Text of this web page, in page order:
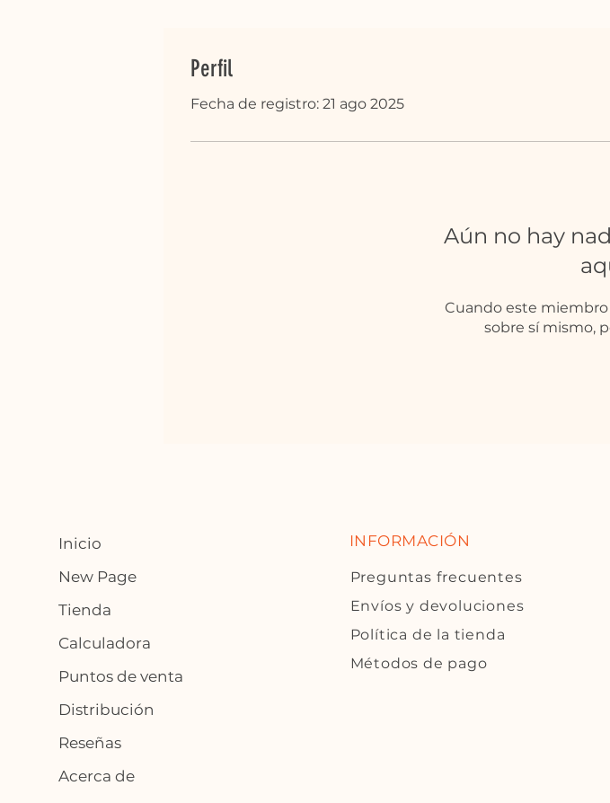
Perfil
Fecha de registro: 21 ago 2025
Aún no hay
Cuando este
sobre sí mismo,
Inicio
New Page
Tienda
Calculadora
Puntos de venta
Distribución
Reseñas
Acerca de
INFORMACIÓN
Preguntas frecuentes
Envíos y devoluciones
Política de la tienda
Métodos de pago